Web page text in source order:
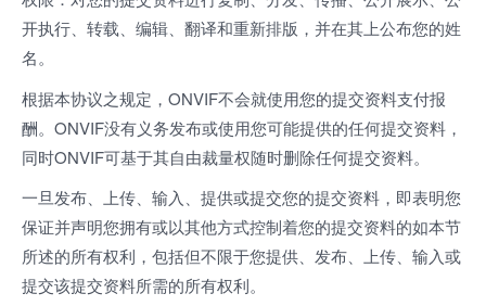
开执行、转载、编辑、翻译和重新排版，并在其上公布您的姓
名。
根据本协议之规定，ONVIF不会就使用您的提交资料支付报
酬。ONVIF没有义务发布或使用您可能提供的任何提交资料，
同时ONVIF可基于其自由裁量权随时删除任何提交资料。
一旦发布、上传、输入、提供或提交您的提交资料，即表明您
保证并声明您拥有或以其他方式控制着您的提交资料的如本节
所述的所有权利，包括但不限于您提供、发布、上传、输入或
提交该提交资料所需的所有权利。